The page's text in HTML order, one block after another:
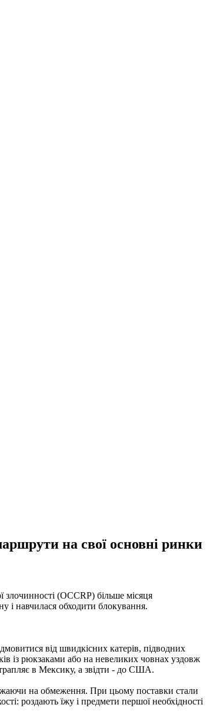
на свої основні ринки
злочинності (OCCRP) більше місяця
і навчилася обходити блокування.
від швидкісних катерів, підводних
із рюкзаками або на невеликих човнах уздовж
в Мексику, а звідти - до США.
на обмеження. При цьому поставки стали
роздають їжу і предмети першої необхідності